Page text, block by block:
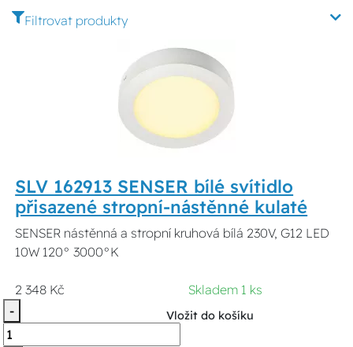
Filtrovat produkty
SLV 162913 SENSER bílé svítidlo
přisazené stropní-nástěnné kulaté
SENSER nástěnná a stropní kruhová bílá 230V, G12 LED
10W 120° 3000°K
2 348 Kč
Skladem 1 ks
-
Vložit do košíku